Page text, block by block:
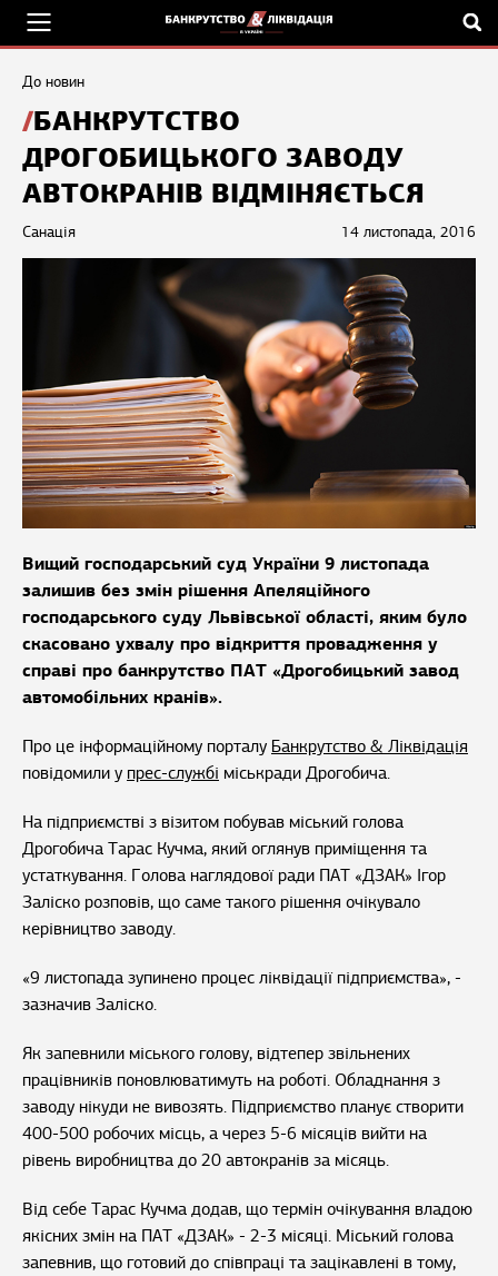
До новин
БАНКРУТСТВО
ДРОГОБИЦЬКОГО ЗАВОДУ
АВТОКРАНІВ ВІДМІНЯЄТЬСЯ
14 листопада, 2016
Санація
Вищий господарський суд України 9 листопада
залишив без змін рішення Апеляційного
господарського суду Львівської області, яким було
скасовано ухвалу про відкриття провадження у
справі про банкрутство ПАТ «Дрогобицький завод
автомобільних кранів».
Про це інформаційному порталу Банкрутство & Ліквідація
повідомили у прес-службі міськради Дрогобича.
На підприємстві з візитом побував міський голова
Дрогобича Тарас Кучма, який оглянув приміщення та
устаткування. Голова наглядової ради ПАТ «ДЗАК» Ігор
Заліско розповів, що саме такого рішення очікувало
керівництво заводу.
«9 листопада зупинено процес ліквідації підприємства», -
зазначив Заліско.
Як запевнили міського голову, відтепер звільнених
працівників поновлюватимуть на роботі. Обладнання з
заводу нікуди не вивозять. Підприємство планує створити
400-500 робочих місць, а через 5-6 місяців вийти на
рівень виробництва до 20 автокранів за місяць.
Від себе Тарас Кучма додав, що термін очікування владою
якісних змін на ПАТ «ДЗАК» - 2-3 місяці. Міський голова
запевнив, що готовий до співпраці та зацікавлені в тому,